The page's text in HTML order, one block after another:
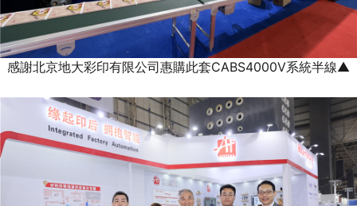
感謝北京地大彩印有限公司惠購此套CABS4000V系統半線▲